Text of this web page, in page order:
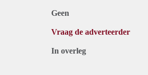
Geen
Vraag de adverteerder
In overleg